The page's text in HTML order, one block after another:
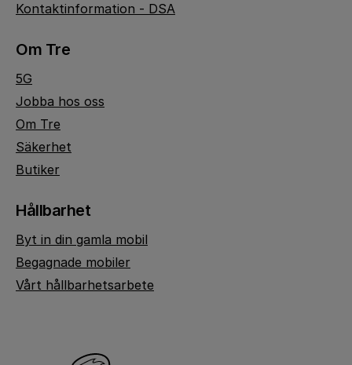
Kontaktinformation - DSA
Om Tre
5G
Jobba hos oss
Om Tre
Säkerhet
Butiker
Hållbarhet
Byt in din gamla mobil
Begagnade mobiler
Vårt hållbarhetsarbete